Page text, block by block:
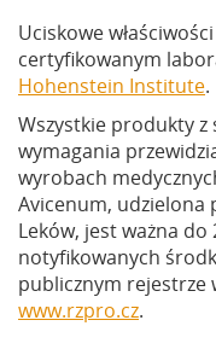
Uciskowe
certyfikowanym
Hohenstein Institute.
Wszystkie produkty z
wymagania
wyrobach
Avicenum, udzielona
Leków, jest ważna
notyfikowanych
publicznym rejestrze
www.rzpro.cz.